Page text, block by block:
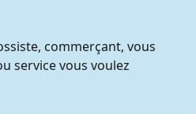
commerçant, vous
service vous voulez